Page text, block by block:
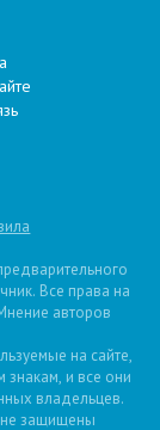
Все права на
авторов
на сайте,
знакам, и все они
владельцев.
не защищены